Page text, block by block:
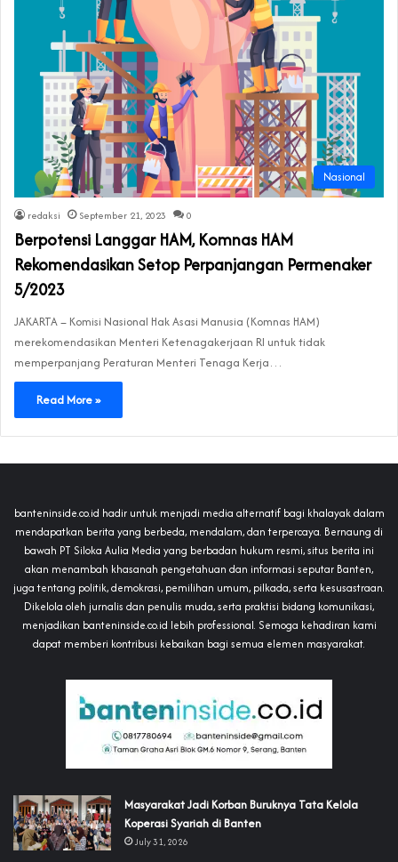
Nasional
redaksi September 21, 2023 0
Berpotensi Langgar HAM, Komnas HAM
Rekomendasikan Setop Perpanjangan Permenaker
5/2023
JAKARTA – Komisi Nasional Hak Asasi Manusia (Komnas HAM)
merekomendasikan Menteri Ketenagakerjaan RI untuk tidak
memperpanjang Peraturan Menteri Tenaga Kerja…
Read More »
banteninside.co.id hadir untuk menjadi media alternatif bagi khalayak dalam
mendapatkan berita yang berbeda, mendalam, dan terpercaya. Bernaung di
bawah PT Siloka Aulia Media yang berbadan hukum resmi, situs berita ini
akan menambah khasanah pengetahuan dan informasi seputar Banten,
juga tentang politik, demokrasi, pemilihan umum, pilkada, serta kesusastraan.
Dikelola oleh jurnalis dan penulis muda, serta praktisi bidang komunikasi,
menjadikan banteninside.co.id lebih professional. Semoga kehadiran kami
dapat memberi kontribusi kebaikan bagi semua elemen masyarakat.
‎Masyarakat Jadi Korban Buruknya Tata Kelola
Koperasi Syariah di Banten
July 31, 2026